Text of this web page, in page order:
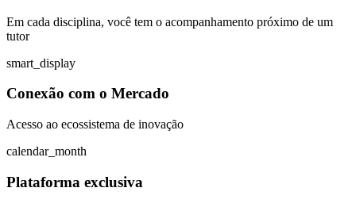
Em cada disciplina, você tem o acompanhamento próximo de um
tutor
smart_display
Conexão com o Mercado
Acesso ao ecossistema de inovação
calendar_month
Plataforma exclusiva